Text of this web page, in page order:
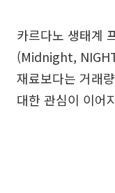
카르다노 생태계
(Midnight,
재료보다는 거래
대한 관심이 이어